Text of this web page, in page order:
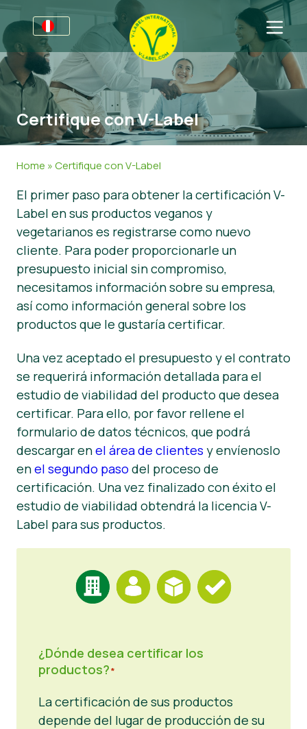
Por negocios
Información para productores
V-Label Webinars
Resources
Certifique con V-Label
Sectores
Información general
No Alimentos
Gastronomía
FAQ
Productos Certificados
Sobre nosotros
Contacto
Certifique con V-Label
Informar de un mal uso
Área de clientes
Noticias
Prensa
Certifique con V-Label
Home »Certifique con V-Label
El primer paso para obtener la certificación V-
Label en sus productos veganos y
vegetarianos es registrarse como nuevo
cliente. Para poder proporcionarle un
presupuesto inicial sin compromiso,
necesitamos información sobre su empresa,
así como información general sobre los
productos que le gustaría certificar.
Una vez aceptado el presupuesto y el contrato
se requerirá información detallada para el
estudio de viabilidad del producto que desea
certificar. Para ello, por favor rellene el
formulario de datos técnicos, que podrá
descargar enel área de clientes y envíenoslo
enel segundo paso del proceso de
certificación. Una vez finalizado con éxito el
estudio de viabilidad obtendrá la licencia V-
Label para sus productos.
¿Dónde desea certificar los
productos?*
La certificación de sus productos
depende del lugar de producción de su